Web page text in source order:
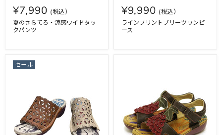
¥7,990
夏のさらてろ・涼感ワイドタッ
クパンツ
¥9,990
ラインプリントプリーツワンピ
ース
セール